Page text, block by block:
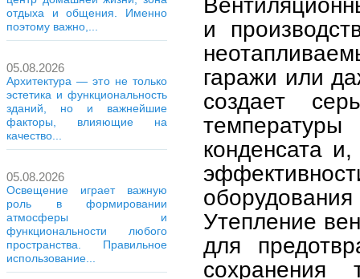
отдыха и общения. Именно
поэтому важно,...
05.08.2026
Архитектура — это не только
эстетика и функциональность
зданий, но и важнейшие
факторы, влияющие на
качество...
05.08.2026
Освещение играет важную
роль в формировании
атмосферы и
функциональности любого
пространства. Правильное
использование...
и
гаражи или
создает
конденсата
Утепление
для